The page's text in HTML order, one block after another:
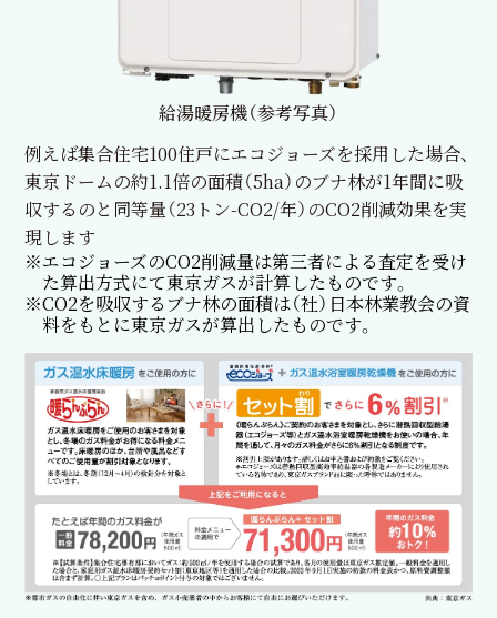
給湯暖房機（参考写真）
例えば集合住宅100住戸にエコジョーズを採用した場合、
東京ドームの約1.1倍の面積（5ha）のブナ林が1年間に吸
収するのと同等量（23トン-CO2/年）のCO2削減効果を実
現します
※エコジョーズのCO2削減量は第三者による査定を受け
た算出方式にて東京ガスが計算したものです。
※CO2を吸収するブナ林の面積は（社）日本林業教会の資
料をもとに東京ガスが算出したものです。